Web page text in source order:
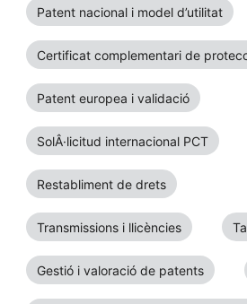
Patent nacional i model d’utilitat
Certificat complementari de
Patent europea i validació
SolÂ·licitud internacional PCT
Restabliment de drets
Transmissions i llicències
Gestió i valoració de patents